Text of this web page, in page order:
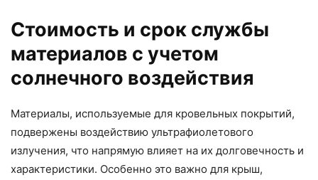
Стоимость и срок службы
материалов с учетом
солнечного воздействия
Материалы, используемые для кровельных покрытий,
подвержены воздействию ультрафиолетового
излучения, что напрямую влияет на их долговечность и
характеристики. Особенно это важно для крыш,